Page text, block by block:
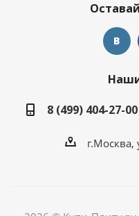
8 (499) 404-27-00
г.Москва,